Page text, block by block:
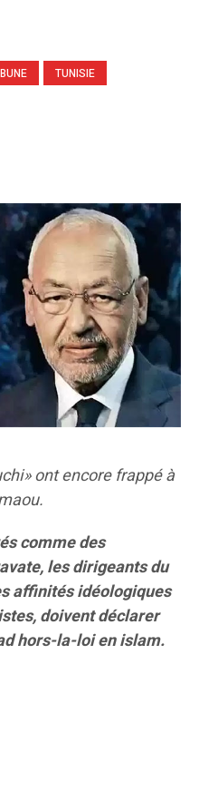
TUNISIE
ont encore frappé à
comme des
les dirigeants du
affinités idéologiques
doivent déclarer
hors-la-loi en islam.